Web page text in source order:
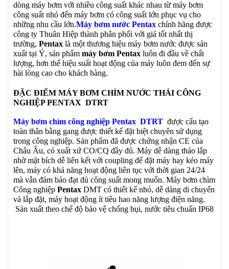
dòng máy bơm với nhiều công suất khác nhau từ máy bơm
công suất nhỏ đến máy bơm có công suất lớn phục vụ cho
những nhu cầu lớn.Máy bơm nước Pentax chính hãng được
công ty Thuân Hiệp thành phân phối với giá tốt nhất thị
trường, Pentax là một thương hiệu máy bơm nước được sản
xuất tại Ý, sản phẩm máy bơm Pentax luôn đi đầu về chất
lượng, hơn thế hiệu suất hoạt động của máy luôn đem đến sự
hài lòng cao cho khách hàng.
ĐẶC ĐIỂM MÁY BƠM CHÌM NƯỚC THẢI CÔNG
NGHIỆP PENTAX DTRT
Máy bơm chìm công nghiệp Pentax DTRT được cấu tạo
toàn thân bằng gang được thiết kế đặt biệt chuyên sử dụng
trong công nghiệp. Sản phẩm đã được chứng nhận CE của
Châu Âu, có xuất xứ CO/CQ đầy đủ. Máy dễ dàng tháo lắp
nhờ mặt bích dễ liên kết với coupling để đặt máy hay kéo máy
lên, máy có khả năng hoạt động liên tục với thời gian 24/24
mà vẫn đảm bảo đạt đủ công suất mong muốn. Máy bơm chìm
Công nghiệp Pentax DMT có thiết kế nhỏ, dễ dàng di chuyển
và lắp đặt, máy hoạt động ít tiêu hao năng lượng điện năng.
Sản xuất theo chế độ bảo vệ chống bụi, nước tiêu chuẩn IP68